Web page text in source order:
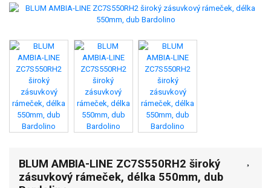
BLUM AMBIA-LINE ZC7S550RH2 široký
zásuvkový rámeček, délka 550mm, dub